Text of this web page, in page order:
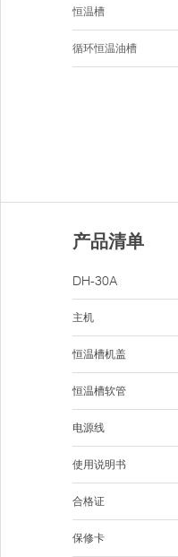
恒温槽
循环恒温油槽
产品清单
DH-30A
主机
恒温槽机盖
恒温槽软管
电源线
使用说明书
合格证
保修卡